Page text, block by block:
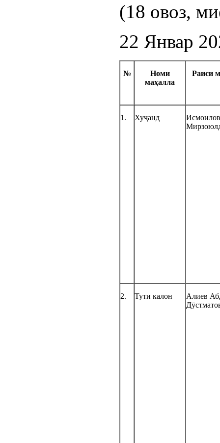
(18 овоз,
22 Январ
№
Номи
маҳалла
Раиси
1. Хуҷанд
2. Тути калон
Алиев